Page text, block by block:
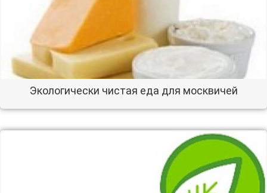
Экологически чистая еда для москвичей